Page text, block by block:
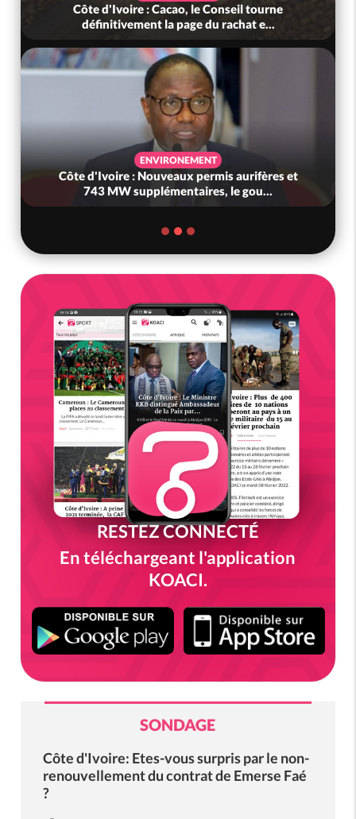
Côte d'Ivoire : Cacao, le Conseil tourne
définitivement la page du rachat e...
ENVIRONEMENT
Côte d'Ivoire : Nouveaux permis aurifères et
743 MW supplémentaires, le gou...
RESTEZ CONNECTÉ
En téléchargeant l'application
KOACI.
SONDAGE
Côte d'Ivoire: Etes-vous surpris par le non-
renouvellement du contrat de Emerse Faé
?